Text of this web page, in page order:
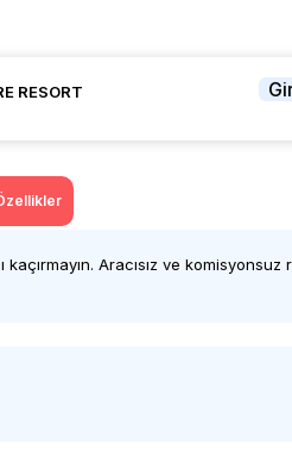
kaçırmayın. Aracısız ve komisyonsuz